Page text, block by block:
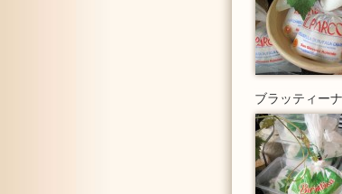
ブラッティーナ